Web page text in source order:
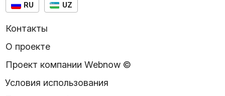
RU UZ
Контакты
О проекте
Проект компании Webnow ©
Условия использования